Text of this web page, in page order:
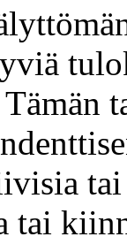
Tämän
tai